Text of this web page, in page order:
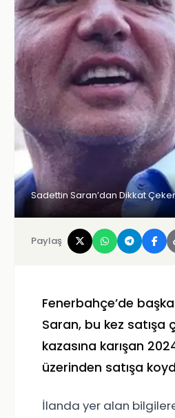
Sadettin Saran’dan Dikkat Çeken
Paylaş
Fenerbahçe’de
Saran, bu kez satışa
kazasına karışan
üzerinden satışa
İlanda yer alan